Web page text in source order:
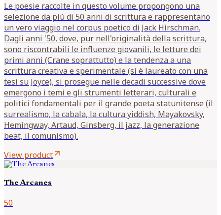
Le poesie raccolte in questo volume propongono una
selezione da più di 50 anni di scrittura e rappresentano
un vero viaggio nel corpus poetico di Jack Hirschman.
Dagli anni '50, dove, pur nell'originalità della scrittura,
sono riscontrabili le influenze giovanili, le letture dei
primi anni (Crane soprattutto) e la tendenza a una
scrittura creativa e sperimentale (si è laureato con una
tesi su Joyce), si prosegue nelle decadi successive dove
emergono i temi e gli strumenti letterari, culturali e
politici fondamentali per il grande poeta statunitense (il
surrealismo, la cabala, la cultura yiddish, Mayakovsky,
Hemingway, Artaud, Ginsberg, il jazz, la generazione
beat, il comunismo).
View productarrow_outward
The Arcanes
50